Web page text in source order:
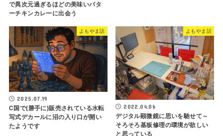
で異次元過ぎるほどの美味いバタ
ーチキンカレーに出会う
よもやま話
2025.07.19
C国で(勝手に)販売されている水転
写式デカールに沼の入り口が開い
たようです
よもやま話
2022.04.06
デジタル顕微鏡に思いを馳せて～
そろそろ基板修理の環境が欲しい
と思っている